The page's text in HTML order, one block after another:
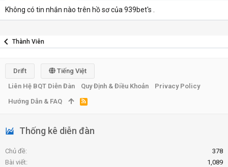
Không có tin nhắn nào trên hồ sơ của 939bet's .
Thành Viên
Thống kê diễn đàn
Chủ đề
378
Bài viết
1,089
Drift
Tiếng Việt
Liên Hệ BQT Diễn Đàn
Quy Định & Điều Khoản
Privacy Policy
Hướng Dẫn & FAQ
R
S